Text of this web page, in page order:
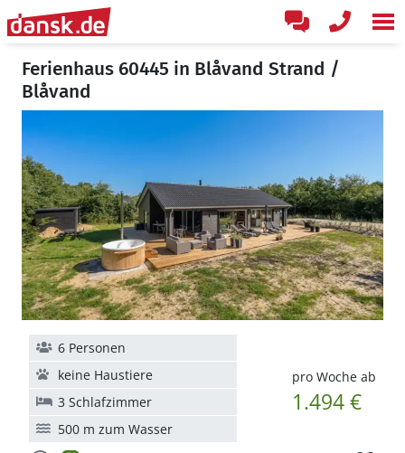
Ferienhaus 60445 in Blåvand Strand /
Blåvand
pro Woche ab
1.494 €
6 Personen
keine Haustiere
3 Schlafzimmer
500 m zum Wasser